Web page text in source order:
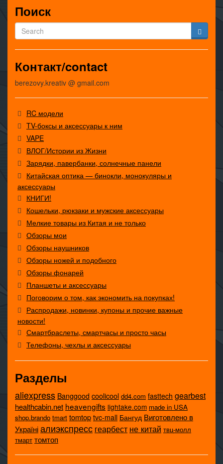
Поиск
Контакт/contact
berezovy.kreativ @ gmail.com
RC модели
TV-боксы и аксессуары к ним
VAPE
ВЛОГ/Истории из Жизни
Зарядки, павербанки, солнечные панели
Китайская оптика — бинокли, монокуляры и
аксессуары
КНИГИ!
Кошельки, рюкзаки и мужские аксессуары
Мелкие товары из Китая и не только
Обзоры мои
Обзоры наушников
Обзоры ножей и подобного
Обзоры фонарей
Планшеты и аксессуары
Поговорим о том, как экономить на покупках!
Распродажи, новинки, купоны и прочие важные
новости!
Смартбраслеты, смартчасы и просто часы
Телефоны, чехлы и аксессуары
Разделы
aliexpress Banggood coolicool dd4.com fasttech gearbest
healthcabin.net heavengifts lightake.com made in USA
shop.brando tmart tomtop tvc-mall Бангуд Виготовлено в
Україніалиэкспресс геарбест не китай твц-молл
тмарт томтоп